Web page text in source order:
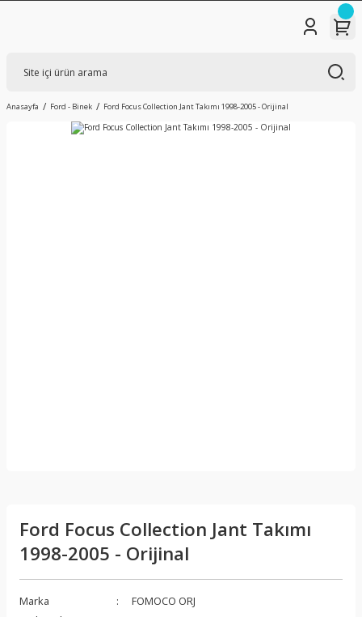
Anasayfa Ford - Binek Ford Focus Collection Jant Takımı 1998-2005 - Orijinal
Ford Focus Collection Jant Takımı
1998-2005 - Orijinal
Marka
FOMOCO ORJ